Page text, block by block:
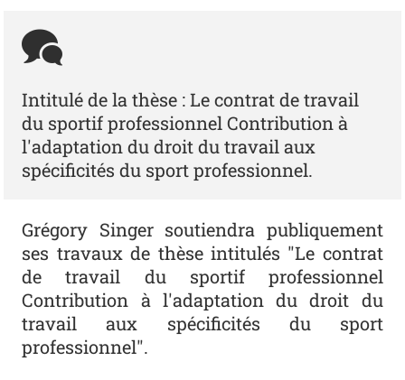
Intitulé de la thèse : Le contrat de travail
du sportif professionnel Contribution à
l'adaptation du droit du travail aux
spécificités du sport professionnel.
Grégory Singer soutiendra publiquement
ses travaux de thèse intitulés "Le contrat
de travail du sportif professionnel
Contribution à l'adaptation du droit du
travail aux spécificités du sport
professionnel".